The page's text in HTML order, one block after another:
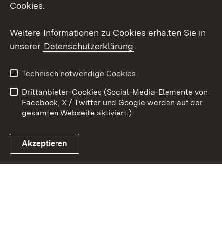
Youtube
Link zum Landesportal
Kontakt
Datenschutz
Barrierefreiheit
Impressum Cookies
Cookies.
Weitere Informationen zu Cookies erhalten Sie in
unserer Datenschutzerklärung.
Technisch notwendige Cookies
Drittanbieter-Cookies (Social-Media-Elemente von
Facebook, X / Twitter und Google werden auf der
gesamten Webseite aktiviert.)
Akzeptieren